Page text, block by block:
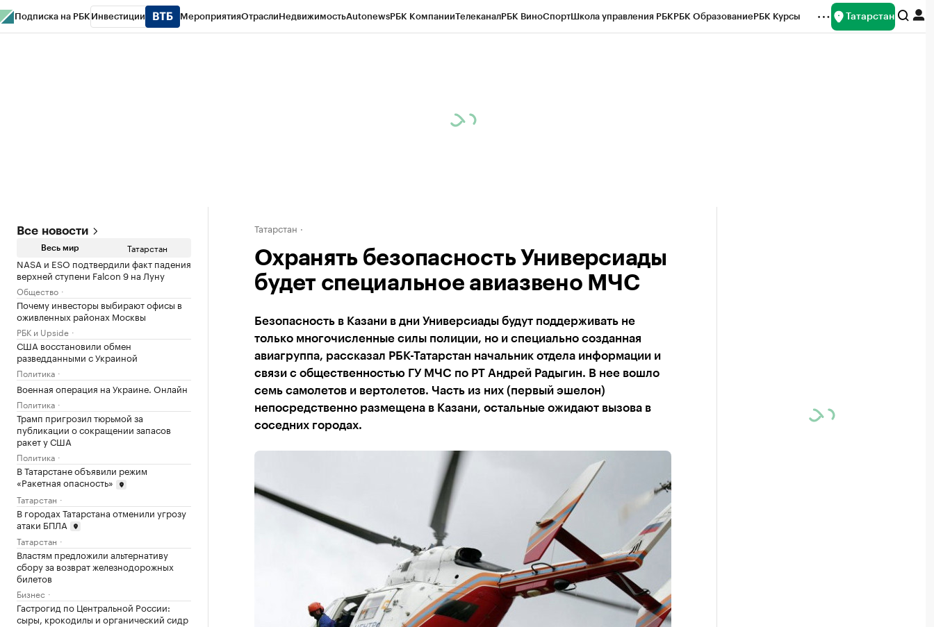
Подписка на РБК Инвестиции МероприятияОтраслиНедвижимостьAutonewsРБК КомпанииТелеканалРБК ВиноСпортШкола управления РБКРБК ОбразованиеРБК Курсы Татарстан
Все новости
Весь мир Татарстан
NASA и ESO подтвердили факт падения
верхней ступени Falcon 9 на Луну
Общество
Почему инвесторы выбирают офисы в
оживленных районах Москвы
РБК и Upside
США восстановили обмен
разведданными с Украиной
Политика
Военная операция на Украине. Онлайн
Политика
Трамп пригрозил тюрьмой за
публикации о сокращении запасов
ракет у США
Политика
В Татарстане объявили режим
«Ракетная опасность»
Татарстан
В городах Татарстана отменили угрозу
атаки БПЛА
Татарстан
Властям предложили альтернативу
сбору за возврат железнодорожных
билетов
Бизнес
Гастрогид по Центральной России:
сыры, крокодилы и органический сидр
Татарстан
Охранять безопасность Универсиады
будет специальное авиазвено МЧС
Безопасность в Казани в дни Универсиады будут поддерживать не
только многочисленные силы полиции, но и специально созданная
авиагруппа, рассказал РБК-Татарстан начальник отдела информации и
связи с общественностью ГУ МЧС по РТ Андрей Радыгин. В нее вошло
семь самолетов и вертолетов. Часть из них (первый эшелон)
непосредственно размещена в Казани, остальные ожидают вызова в
соседних городах.